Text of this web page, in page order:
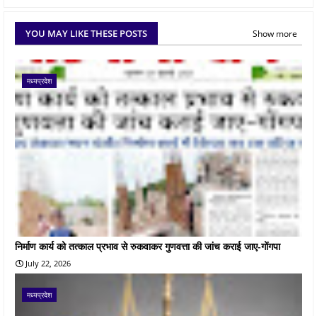
YOU MAY LIKE THESE POSTS Show more
मध्यप्रदेश
निर्माण कार्य को तत्काल प्रभाव से रुकवाकर गुणवत्ता की जांच कराई जाए-गोंगपा
July 22, 2026
मध्यप्रदेश